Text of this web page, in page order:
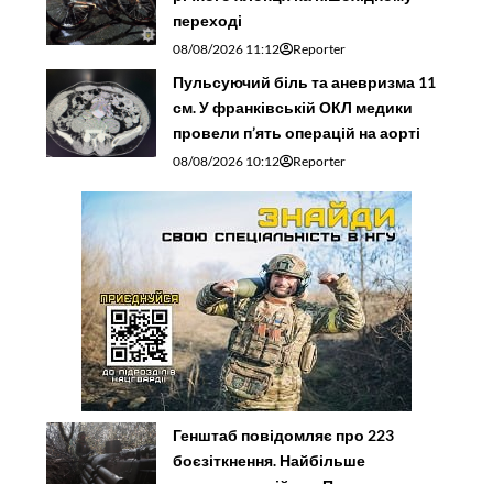
переході
08/08/2026 11:12 Reporter
Пульсуючий біль та аневризма 11
см. У франківській ОКЛ медики
провели п’ять операцій на аорті
08/08/2026 10:12 Reporter
Генштаб повідомляє про 223
боєзіткнення. Найбільше